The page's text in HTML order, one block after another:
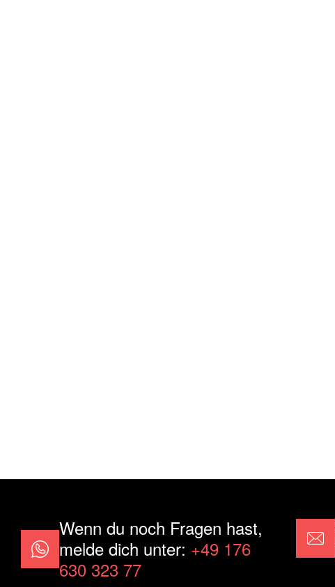
Wenn du noch Fragen hast,
melde dich unter: +49 176
630 323 77